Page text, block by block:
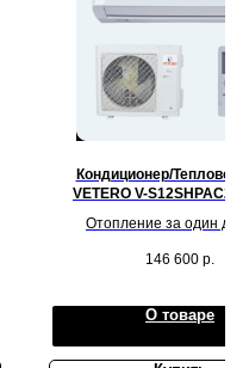
Кондиционер/Тепловой
VETERO V-S12SHPAC2S
Отопление за один
метров квадратных
146 600 р.
О товаре